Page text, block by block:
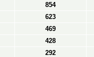
854
623
469
428
292